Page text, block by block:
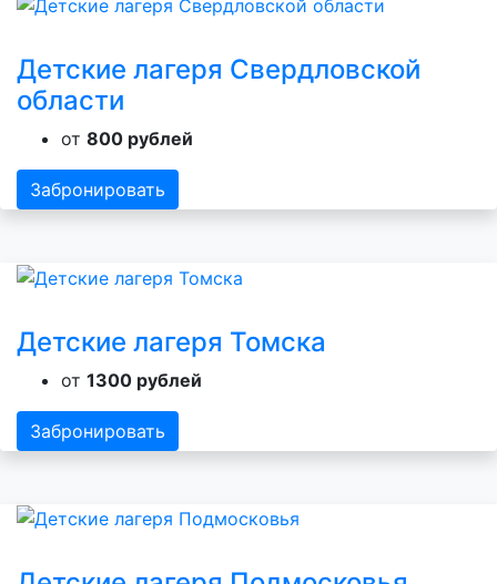
Детские лагеря Свердловской
области
от 800 рублей
Забронировать
Детские лагеря Томска
от 1300 рублей
Забронировать